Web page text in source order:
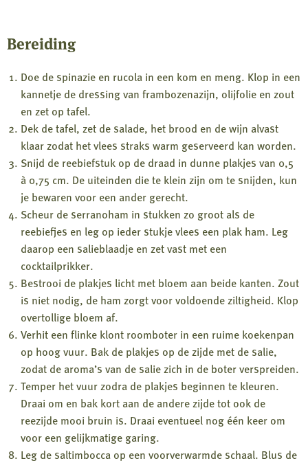
Bereiding
Doe de spinazie en rucola in een kom en meng. Klop in een
kannetje de dressing van frambozenazijn, olijfolie en zout
en zet op tafel.
Dek de tafel, zet de salade, het brood en de wijn alvast
klaar zodat het vlees straks warm geserveerd kan worden.
Snijd de reebiefstuk op de draad in dunne plakjes van 0,5
à 0,75 cm. De uiteinden die te klein zijn om te snijden, kun
je bewaren voor een ander gerecht.
Scheur de serranoham in stukken zo groot als de
reebiefjes en leg op ieder stukje vlees een plak ham. Leg
daarop een salieblaadje en zet vast met een
cocktailprikker.
Bestrooi de plakjes licht met bloem aan beide kanten. Zout
is niet nodig, de ham zorgt voor voldoende ziltigheid. Klop
overtollige bloem af.
Verhit een flinke klont roomboter in een ruime koekenpan
op hoog vuur. Bak de plakjes op de zijde met de salie,
zodat de aroma’s van de salie zich in de boter verspreiden.
Temper het vuur zodra de plakjes beginnen te kleuren.
Draai om en bak kort aan de andere zijde tot ook de
reezijde mooi bruin is. Draai eventueel nog één keer om
voor een gelijkmatige garing.
Leg de saltimbocca op een voorverwarmde schaal. Blus de